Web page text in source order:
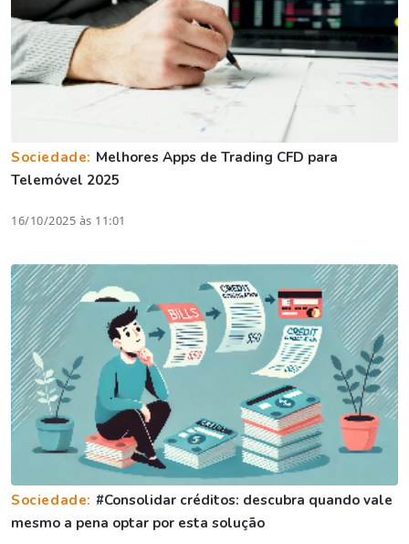
Sociedade: Melhores Apps de Trading CFD para
Telemóvel 2025
16/10/2025 às 11:01
Sociedade: #Consolidar créditos: descubra quando vale
mesmo a pena optar por esta solução